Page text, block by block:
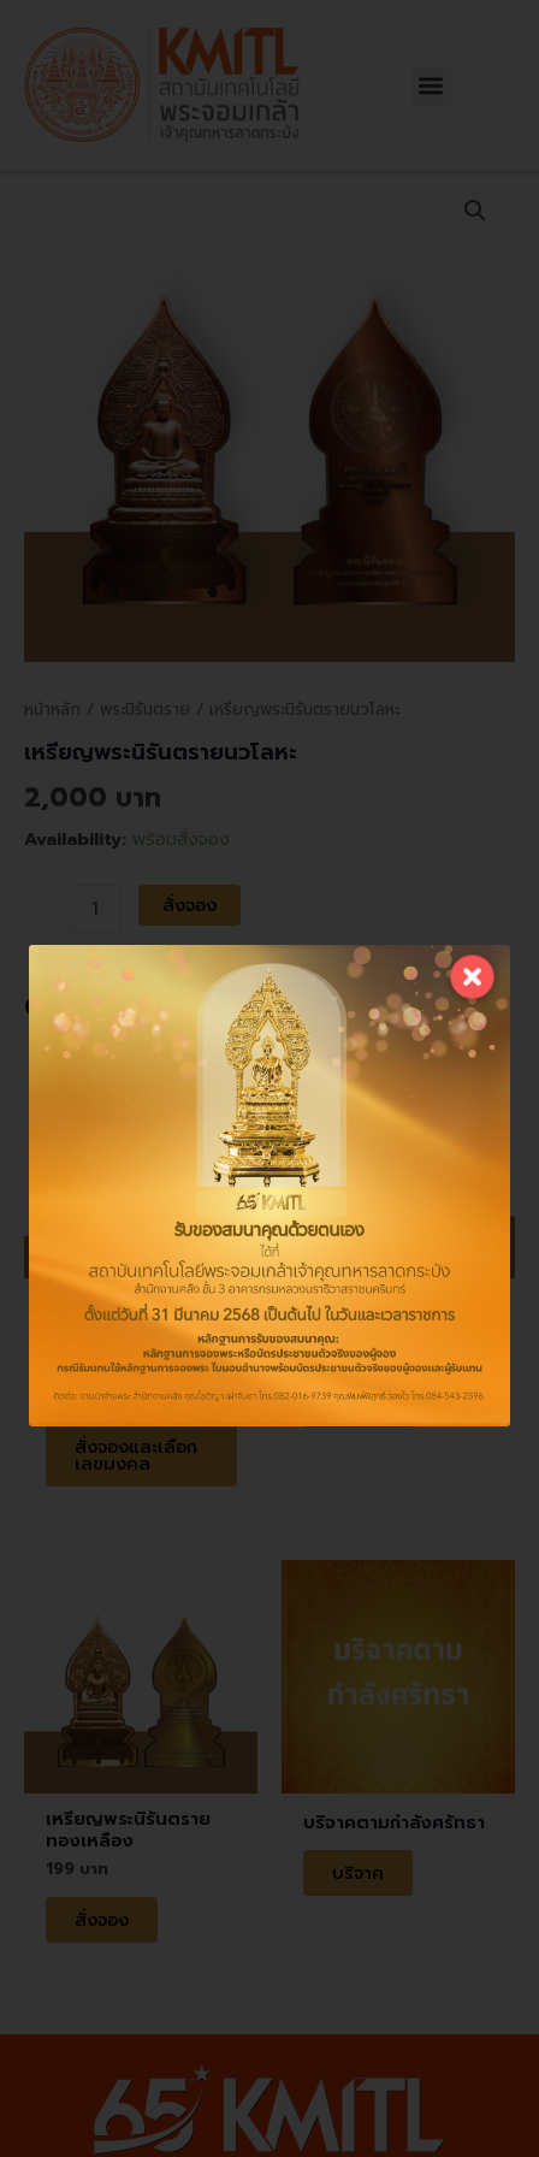
content
Menu
หน้าหลัก / พระนิรันตราย / เหรียญพระนิรันตรายนวโลหะ
เหรียญพระนิรันตรายนวโลหะ
2,000
Availability: พร้อมสั่งจอง
สั่งจอง
ดูรายการอื่นๆ
พระนิรันตราย ทอง
เหลืองขัดมัน หน้าตัก 4
20,000
–
50,000
สั่งจองและเลือก
เลขมงคล
This
product
has
multiple
variants.
The
options
may
be
chosen
on
the
product
page
เหรียญพระนิรันตราย
ทองแดง
299
สั่งจอง
เหรียญพระนิรันตราย
ทองเหลือง
199
สั่งจอง
บริจาคตามกำลังศรัทธา
บริจาค